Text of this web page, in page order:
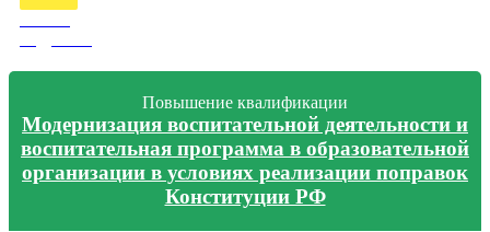
Повышение квалификации
Модернизация воспитательной деятельности и
воспитательная программа в образовательной
организации в условиях реализации поправок
Конституции РФ